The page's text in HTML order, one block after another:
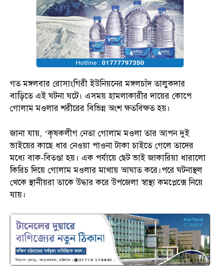
গত মঙ্গলবার রোসাংগিরী ইউনিয়নের মঙ্গলচাঁদ তালুকদার
বাড়িতে এই ঘটনা ঘটে। এসময় হামলাকারীর দায়ের কোপে
গোলাম মওলার শরীরের বিভিন্ন অংশ ক্ষতবিক্ষত হয়।
জানা যায়, ‘কৃষকলীগ নেতা গোলাম মওলা তার আপন দুই
ভাইয়ের কাছে ধার নেওয়া পাওনা টাকা চাইতে গেলে তাদের
মধ্যে বাক-বিতণ্ডা হয়। এক পর্যায়ে ছেট ভাই জাকারিয়া ধারালো
কিরিচ দিয়ে গোলাম মওলার মাথায় আঘাত করে।পরে ঘটনাস্থল
থেকে স্থানীয়রা তাকে উদ্ধার করে উপজেলা স্বাস্থ্য কমপ্লেক্সে নিয়ে
যায়।